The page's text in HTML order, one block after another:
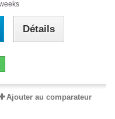
Détails
Ajouter au comparateur